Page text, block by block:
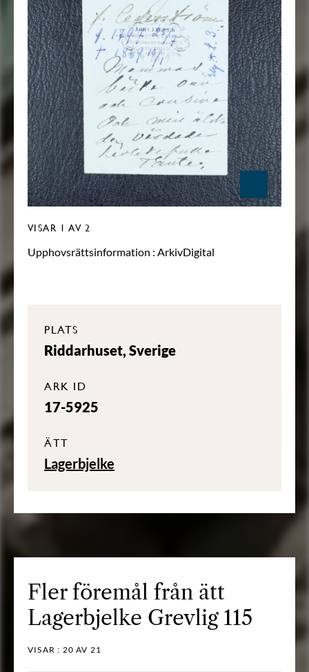
VISAR 1 AV 2
Upphovsrättsinformation : ArkivDigital
PLATS
Riddarhuset, Sverige
ARK ID
17-5925
ÄTT
Lagerbjelke
Fler föremål från ätt
Lagerbjelke Grevlig 115
VISAR : 20 AV 21